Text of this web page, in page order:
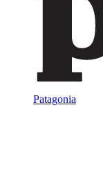
Patagonia